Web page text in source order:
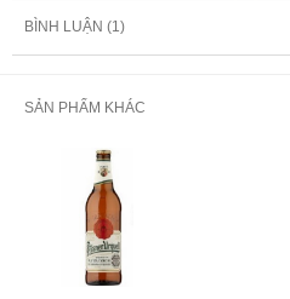
BÌNH LUẬN (1)
SẢN PHẨM KHÁC